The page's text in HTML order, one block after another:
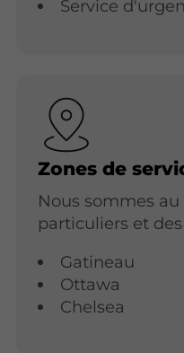
Service
Zones de
Nous sommes au
particuliers et
Gatineau
Ottawa
Chelsea